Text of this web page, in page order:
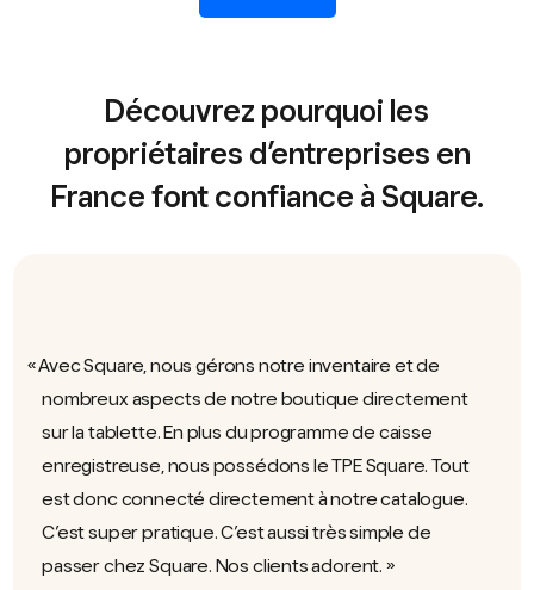
Découvrez pourquoi les
propriétaires d’entreprises en
France font confiance à Square.
Avec Square, nous gérons notre inventaire et de
nombreux aspects de notre boutique directement
sur la tablette. En plus du programme de caisse
enregistreuse, nous possédons le TPE Square. Tout
est donc connecté directement à notre catalogue.
C’est super pratique. C’est aussi très simple de
passer chez Square. Nos clients adorent.